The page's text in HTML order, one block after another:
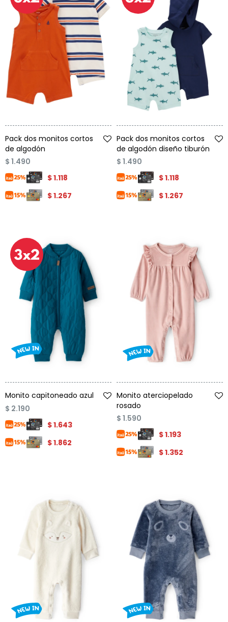
Pack dos monitos cortos
de algodón
$ 1.490
$1.118
$1.267
Pack dos monitos cortos
de algodón diseño tiburón
$ 1.490
$1.118
$1.267
Monito capitoneado azul
$ 2.190
$1.643
$1.862
Monito aterciopelado
rosado
$ 1.590
$1.193
$1.352
Cuarto
bebé
Condiciones
Política
de
Privacidad
Condiciones
de
compra